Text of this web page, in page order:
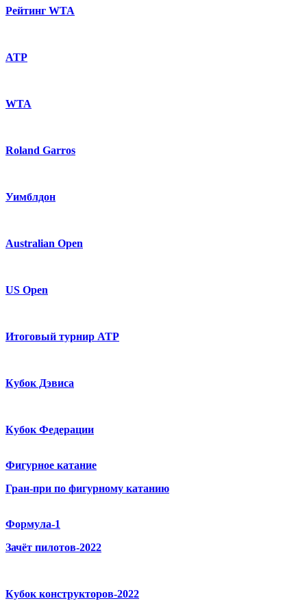
Рейтинг WTA
ATP
WTA
Roland Garros
Уимблдон
Australian Open
US Open
Итоговый турнир ATP
Кубок Дэвиса
Кубок Федерации
Фигурное катание
Гран-при по фигурному катанию
Формула-1
Зачёт пилотов-2022
Кубок конструкторов-2022